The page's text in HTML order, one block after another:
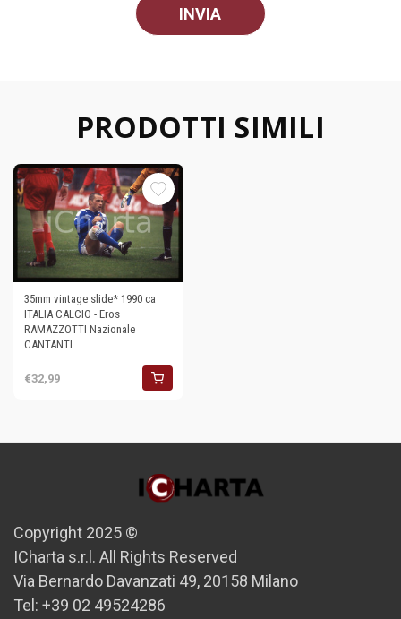
PRODOTTI SIMILI
35mm vintage slide* 1990 ca
ITALIA CALCIO - Eros
RAMAZZOTTI Nazionale
CANTANTI
€32,99
Copyright 2025 ©
ICharta s.r.l. All Rights Reserved
Via Bernardo Davanzati 49, 20158 Milano
Tel: +39 02 49524286